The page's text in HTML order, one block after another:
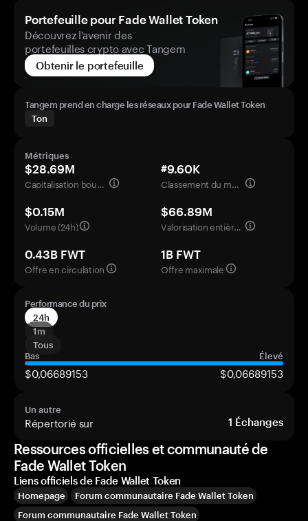
Portefeuille pour Fade Wallet Token
Découvrez l'avenir des
portefeuilles crypto avec Tangem
Obtenir le portefeuille
Tangem prend en charge les réseaux pour Fade Wallet Token
Ton
Métriques
$28.69M
Capitalisation boursière
#9.60K
Classement du marché
$0.15M
Volume (24h)
$66.89M
Valorisation entièrement diluée
0.43B FWT
Offre en circulation
1B FWT
Offre maximale
Performance du prix
24h
1m
Tous
Bas
Élevé
$0,06689153 $0,06689153
Un autre
Répertorié sur 1 Échanges
Ressources officielles et communauté de
Fade Wallet Token
Liens officiels de Fade Wallet Token
Homepage
Forum communautaire Fade Wallet Token
Forum communautaire Fade Wallet Token